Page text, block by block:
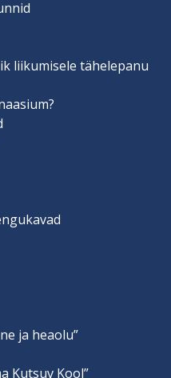
liikumisele tähelepanu
ja heaolu”
Kutsuv Kool”